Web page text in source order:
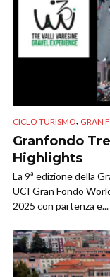
CICLO TURISMO, GRAN
Granfondo
Highlights
La 9ª edizione della
UCI Gran Fondo
2025 con partenza e...